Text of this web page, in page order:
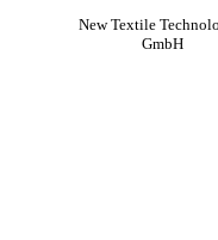
New Textile
GmbH